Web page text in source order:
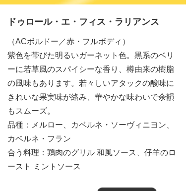
ドゥロール・エ・フィス・ラリアンス
（ACボルドー／赤・フルボディ）
紫色を帯びた明るいガーネット色。黒系のベリ
ーに若草風のスパイシーな香り、樽由来の樹脂
の風味もあります。若々しいアタックの酸味に
きれいな果実味が絡み、華やかな味わいで余韻
もスムーズ。
品種：メルロー、カベルネ・ソーヴィニヨン、
カベルネ・フラン
合う料理：鶏肉のグリル 和風ソース、仔羊のロ
ースト ミントソース